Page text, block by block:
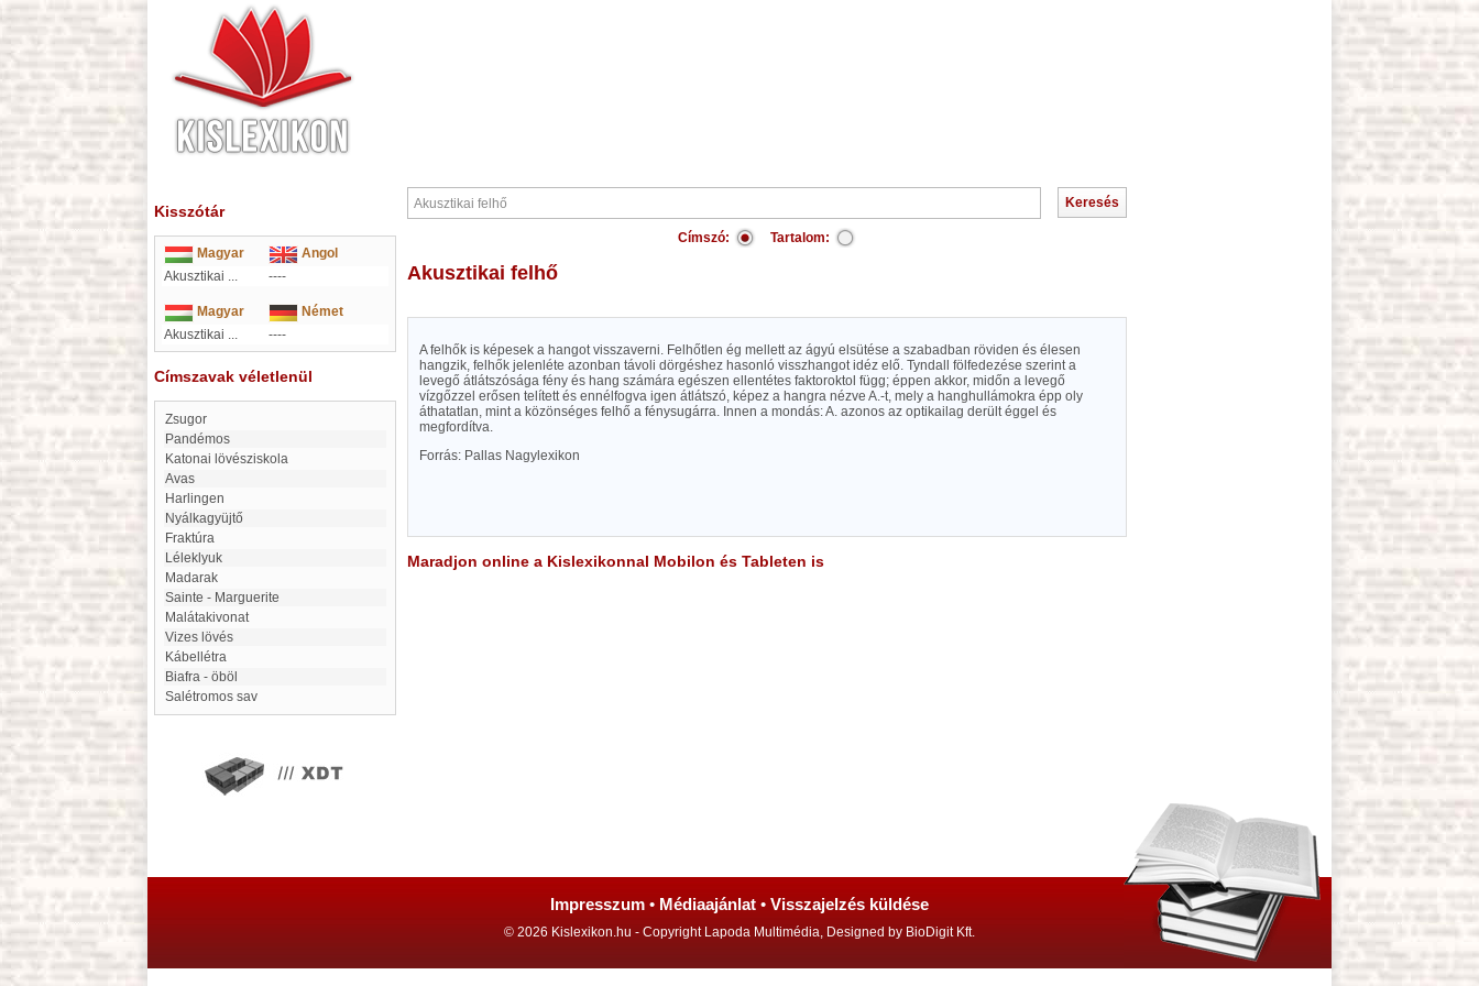
Kisszótár
Magyar
Angol
Akusztikai ...
----
Magyar
Német
Akusztikai ...
----
Címszavak véletlenül
Zsugor
Pandémos
Katonai lövésziskola
Avas
Harlingen
Nyálkagyüjtő
fraktúra
Léleklyuk
Madarak
Sainte - Marguerite
Malátakivonat
Vizes lövés
kábellétra
Biafra - öböl
Salétromos sav
Címszó: Tartalom:
Akusztikai felhő
A felhők is képesek a hangot visszaverni. Felhőtlen ég mellett az ágyú elsütése a szabadban röviden és élesen
hangzik, felhők jelenléte azonban távoli dörgéshez hasonló visszhangot idéz elő. Tyndall fölfedezése szerint a
levegő átlátszósága fény és hang számára egészen ellentétes faktoroktol függ; éppen akkor, midőn a levegő
vízgőzzel erősen telített és ennélfogva igen átlátszó, képez a hangra nézve A.-t, mely a hanghullámokra épp oly
áthatatlan, mint a közönséges felhő a fénysugárra. Innen a mondás: A. azonos az optikailag derült éggel és
megfordítva.
Forrás: Pallas Nagylexikon
Maradjon online a Kislexikonnal Mobilon és Tableten is
Impresszum • Médiaajánlat • Visszajelzés küldése
© 2026 Kislexikon.hu - Copyright Lapoda Multimédia, Designed by BioDigit Kft.